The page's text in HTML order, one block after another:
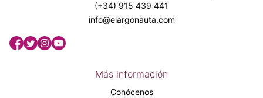
(+34) 915 439 441
info@elargonauta.com
Más información
Conócenos